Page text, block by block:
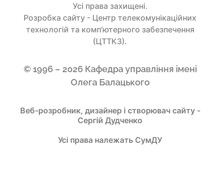
Усi права захищенi.
Розробка сайту - Центр телекомунікаційних
технологій та комп’ютерного забезпечення
(ЦТТКЗ).
© 1996 – 2026 Кафедра управління імені
Олега Балацького
Веб-розробник, дизайнер і створювач сайту -
Сергій Дудченко
Усі права належать СумДУ